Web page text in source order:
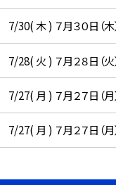
7/30( 木 ) ７月３０日
7/28( 火 ) ７月２８日
7/27( 月 ) ７月２７日（
7/27( 月 ) ７月２７日